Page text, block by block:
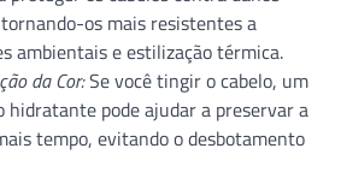
os mais resistentes a
ambientais e estilização térmica.
da Cor:Se você tingir o cabelo, um
hidratante pode ajudar a preservar a
tempo, evitando o desbotamento